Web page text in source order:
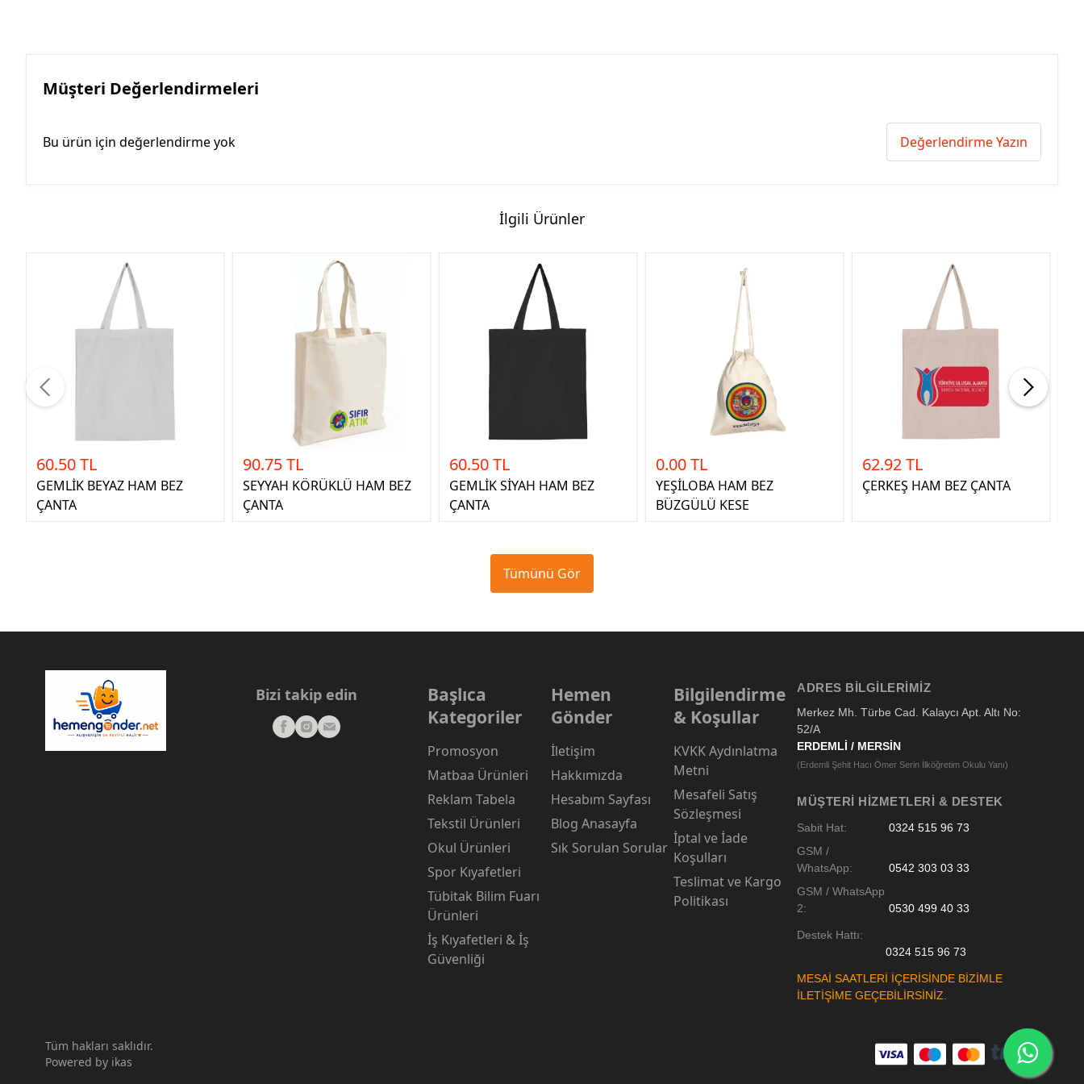
Müşteri Değerlendirmeleri
Bu ürün için değerlendirme yok Değerlendirme Yazın
İlgili Ürünler
60.50 TL
GEMLİK BEYAZ HAM BEZ
ÇANTA
90.75 TL
SEYYAH KÖRÜKLÜ HAM BEZ
ÇANTA
60.50 TL
GEMLİK SİYAH HAM BEZ
ÇANTA
0.00 TL
YEŞİLOBA HAM BEZ
BÜZGÜLÜ KESE
62.92 TL
ÇERKEŞ HAM BEZ ÇANTA
Tümünü Gör
Bizi takip edin
Başlıca
Kategoriler
Promosyon
Matbaa Ürünleri
Reklam Tabela
Tekstil Ürünleri
Okul Ürünleri
Spor Kıyafetleri
Tübitak Bilim Fuarı
Ürünleri
İş Kıyafetleri & İş
Güvenliği
Hemen
Gönder
İletişim
Hakkımızda
Hesabım Sayfası
Blog Anasayfa
Sık Sorulan Sorular
Bilgilendirme
& Koşullar
KVKK Aydınlatma
Metni
Mesafeli Satış
Sözleşmesi
İptal ve İade
Koşulları
Teslimat ve Kargo
Politikası
ADRES BILGILERIMIZ
Merkez Mh. Türbe Cad. Kalaycı Apt. Altı No:
52/A
ERDEMLİ / MERSİN
(Erdemli Şehit Hacı Ömer Serin İlköğretim Okulu Yanı)
MÜŞTERI HIZMETLERI & DESTEK
Sabit Hat:
0324 515 96 73
GSM /
WhatsApp:
0542 303 03 33
GSM / WhatsApp
2:
0530 499 40 33
Destek Hattı:
0324 515 96 73
MESAİ SAATLERİ İÇERİSİNDE BİZİMLE
İLETİŞİME GEÇEBİLİRSİNİZ.
Tüm hakları saklıdır.
Powered by ikas